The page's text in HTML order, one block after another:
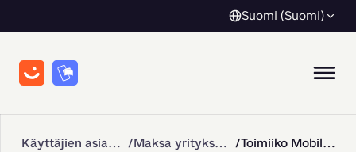
Suomi (Suomi)
Käyttäjien asiakastuki Maksa yrityksille Toimiiko MobilePay kaikkialla Norjassa ja Tanskassa?